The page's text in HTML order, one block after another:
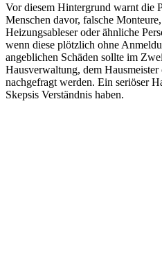
Vor diesem Hintergrund warnt die
Menschen davor, falsche
Heizungsableser oder ähnliche
wenn diese plötzlich ohne
angeblichen Schäden sollte im
Hausverwaltung, dem
nachgefragt werden. Ein seriöser
Skepsis Verständnis haben.